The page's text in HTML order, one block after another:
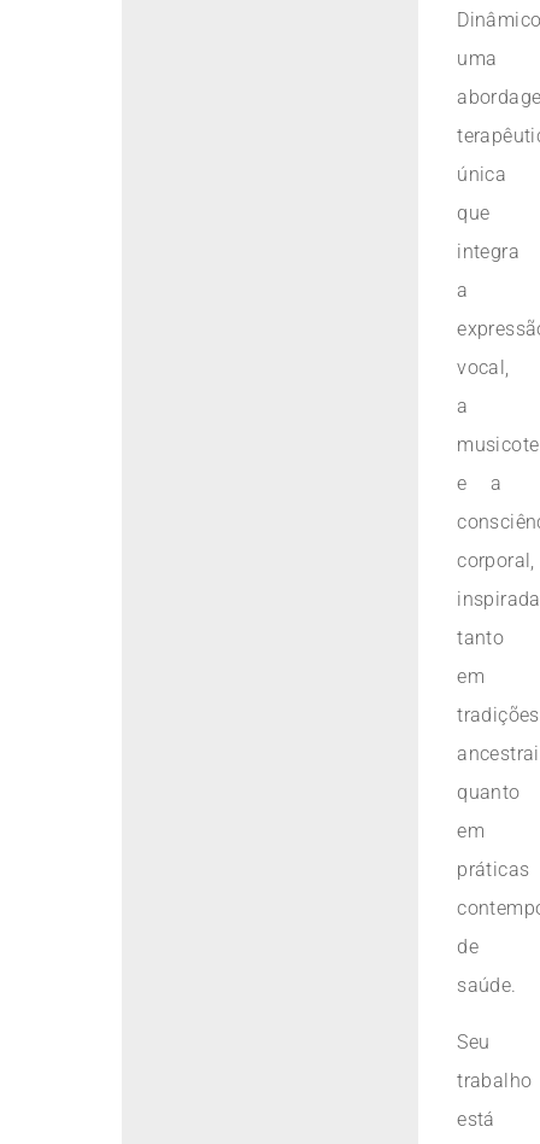
uma
única
que
integra
a
vocal,
a
e a
corporal,
inspirada
tanto
em
tradições
quanto
em
práticas
de
saúde.
Seu
trabalho
está